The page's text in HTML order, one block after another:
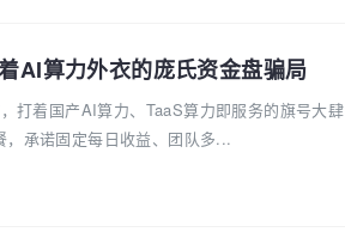
AI算力外衣的庞氏资金盘骗局
打着国产AI算力、TaaS算力即服务的旗号大肆
承诺固定每日收益、团队多...